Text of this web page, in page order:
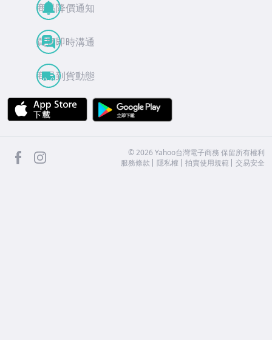
商品降價通知
買賣即時溝通
商品到貨動態
APP Store
facebook ©2026 Yahoo台灣電子商務 保留所有權利
服務條款
隱私權 拍賣使用規範 交易安全